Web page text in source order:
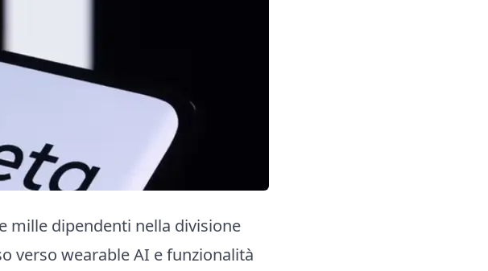
mille dipendenti nella divisione
verso wearable AI e funzionalità